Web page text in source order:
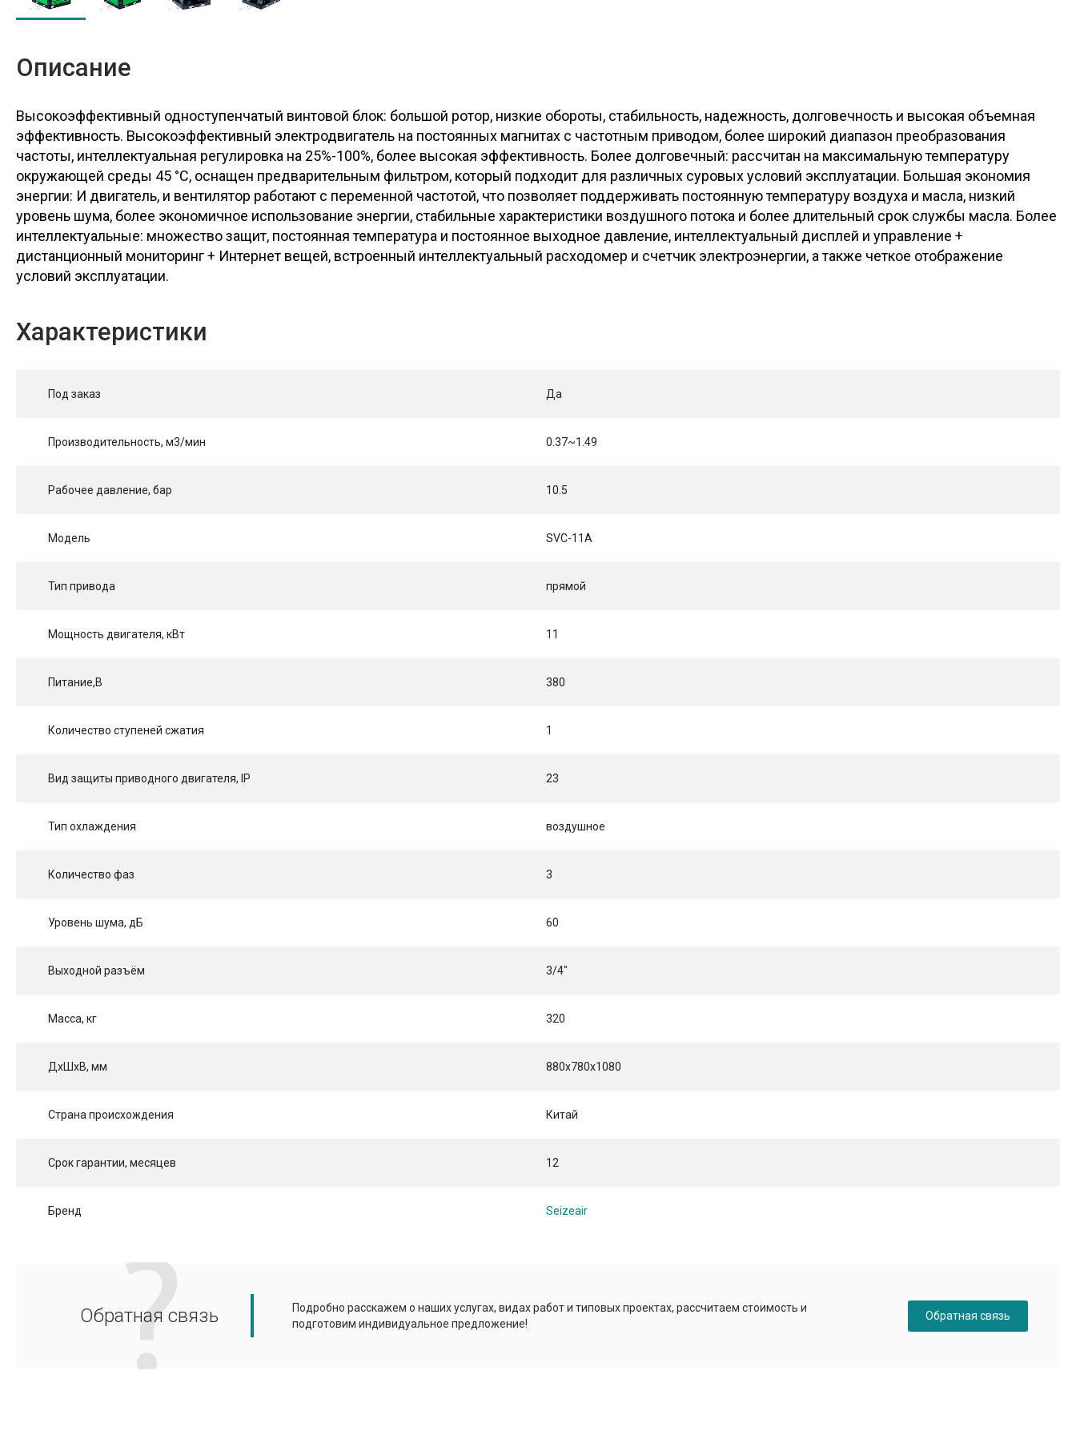
Описание
Высокоэффективный одноступенчатый винтовой блок: большой ротор, низкие обороты, стабильность, надежность, долговечность и высокая объемная
эффективность. Высокоэффективный электродвигатель на постоянных магнитах с частотным приводом, более широкий диапазон преобразования
частоты, интеллектуальная регулировка на 25%-100%, более высокая эффективность. Более долговечный: рассчитан на максимальную температуру
окружающей среды 45 °C, оснащен предварительным фильтром, который подходит для различных суровых условий эксплуатации. Большая экономия
энергии: И двигатель, и вентилятор работают с переменной частотой, что позволяет поддерживать постоянную температуру воздуха и масла, низкий
уровень шума, более экономичное использование энергии, стабильные характеристики воздушного потока и более длительный срок службы масла. Более
интеллектуальные: множество защит, постоянная температура и постоянное выходное давление, интеллектуальный дисплей и управление +
дистанционный мониторинг + Интернет вещей, встроенный интеллектуальный расходомер и счетчик электроэнергии, а также четкое отображение
условий эксплуатации.
Характеристики
Под заказ Да
Производительность, м3/мин 0.37~1.49
Рабочее давление, бар 10.5
Модель SVC-11A
Тип привода прямой
Мощность двигателя, кВт 11
Питание,В 380
Количество ступеней сжатия 1
Вид защиты приводного двигателя, IP 23
Тип охлаждения воздушное
Количество фаз 3
Уровень шума, дБ 60
Выходной разъём 3/4"
Масса, кг 320
ДхШхВ, мм 880x780x1080
Страна происхождения Китай
Срок гарантии, месяцев 12
Бренд Seizeair
Обратная связь
Подробно расскажем о наших услугах, видах работ и типовых проектах, рассчитаем стоимость и
подготовим индивидуальное предложение!
Обратная связь